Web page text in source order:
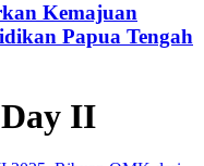
Kemajuan
Papua Tengah
II